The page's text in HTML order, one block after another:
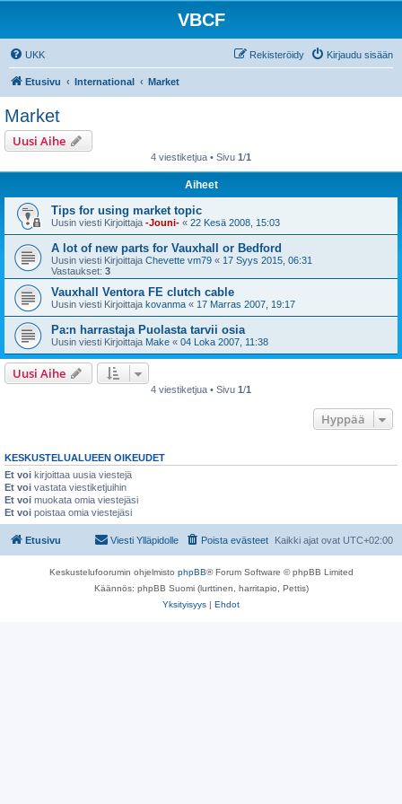
VBCF
UKK Kirjaudu sisään
Rekisteröidy
Etusivu International Market
Market
Uusi Aihe
4 viestiketjua • Sivu 1/1
Aiheet
Tips for using market topic
Uusin viesti Kirjoittaja -Jouni- « 22 Kesä 2008, 15:03
A lot of new parts for Vauxhall or Bedford
Uusin viesti Kirjoittaja Chevette vm79 « 17 Syys 2015, 06:31
Vastaukset: 3
Vauxhall Ventora FE clutch cable
Uusin viesti Kirjoittaja kovanma « 17 Marras 2007, 19:17
Pa:n harrastaja Puolasta tarvii osia
Uusin viesti Kirjoittaja Make « 04 Loka 2007, 11:38
Uusi Aihe
4 viestiketjua • Sivu 1/1
Hyppää
KESKUSTELUALUEEN OIKEUDET
Et voi kirjoittaa uusia viestejä
Et voi vastata viestiketjuihin
Et voi muokata omia viestejäsi
Et voi poistaa omia viestejäsi
Etusivu Kaikki ajat ovat UTC+02:00
Poista evästeet
Viesti Ylläpidolle
Keskustelufoorumin ohjelmisto phpBB® Forum Software © phpBB Limited
Käännös: phpBB Suomi (lurttinen, harritapio, Pettis)
Yksityisyys | Ehdot